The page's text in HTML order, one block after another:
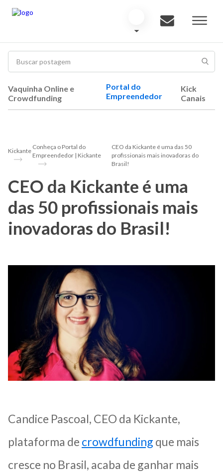
Vaquinha Online e
Crowdfunding
Portal do
Empreendedor
Kick
Canais
Kickante
Conheça o Portal do
Empreendedor | Kickante
CEO da Kickante é uma das 50
profissionais mais inovadoras do
Brasil!
CEO da Kickante é uma
das 50 profissionais mais
inovadoras do Brasil!
Candice Pascoal, CEO da Kickante,
plataforma de crowdfunding que mais
cresce no Brasil, acaba de ganhar mais